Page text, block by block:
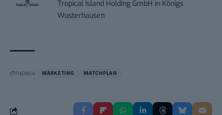
Tropical Island Holding GmbH in Königs
Wusterhausen
THEMEN: MARKETING MATCHPLAN